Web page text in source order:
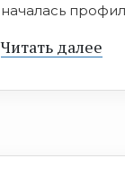
началась
Читать далее